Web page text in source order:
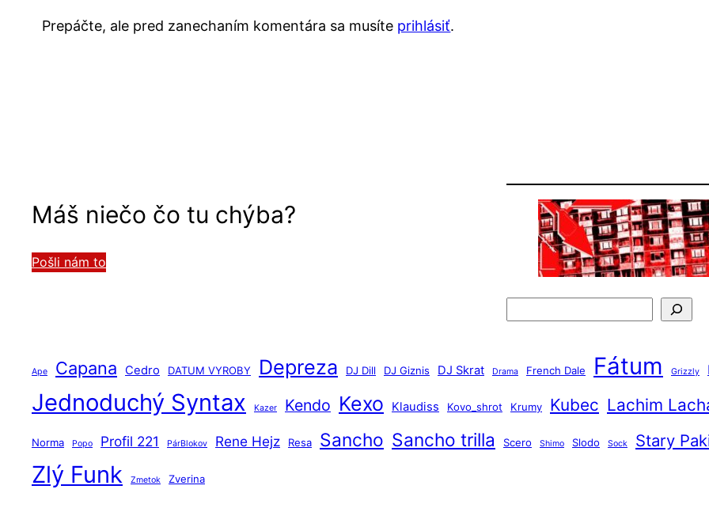
Prepáčte, ale pred zanechaním komentára sa musíte prihlásiť.
Máš niečo čo tu chýba?
Pošli nám to
d
ť
Ape Capana Cedro DATUM VYROBY Depreza DJ Dill DJ Giznis DJ Skrat Drama French Dale Fátum Grizzly
Jednoduchý Syntax Kazer Kendo Kexo Klaudiss Kovo_shrot Krumy Kubec Lachim
Norma Popo Profil 221 PárBlokov Rene Hejz Resa Sancho Sancho trilla Scero Shimo Slodo Sock Stary
Zlý Funk Zmetok Zverina